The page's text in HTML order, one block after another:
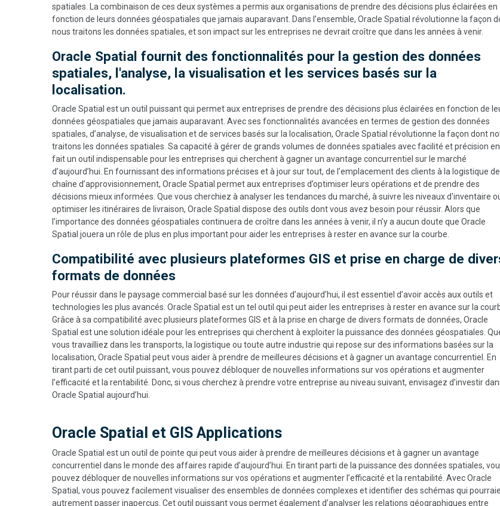
spatiales. La combinaison de ces deux systèmes a permis aux organisations de prendre des décisions plus éclairées en
fonction de leurs données géospatiales que jamais auparavant. Dans l’ensemble, Oracle Spatial révolutionne la façon
nous traitons les données spatiales, et son impact sur les entreprises ne devrait croître que dans les années à venir.
Oracle Spatial fournit des fonctionnalités pour la gestion des données
spatiales, l'analyse, la visualisation et les services basés sur la
localisation.
Oracle Spatial est un outil puissant qui permet aux entreprises de prendre des décisions plus éclairées en fonction de
données géospatiales que jamais auparavant. Avec ses fonctionnalités avancées en termes de gestion des données
spatiales, d’analyse, de visualisation et de services basés sur la localisation, Oracle Spatial révolutionne la façon dont
traitons les données spatiales. Sa capacité à gérer de grands volumes de données spatiales avec facilité et précision en
fait un outil indispensable pour les entreprises qui cherchent à gagner un avantage concurrentiel sur le marché
d’aujourd’hui. En fournissant des informations précises et à jour sur tout, de l’emplacement des clients à la logistique
chaîne d’approvisionnement, Oracle Spatial permet aux entreprises d’optimiser leurs opérations et de prendre des
décisions mieux informées. Que vous cherchiez à analyser les tendances du marché, à suivre les niveaux d'inventaire
optimiser les itinéraires de livraison, Oracle Spatial dispose des outils dont vous avez besoin pour réussir. Alors que
l’importance des données géospatiales continuera de croître dans les années à venir, il n’y a aucun doute que Oracle
Spatial jouera un rôle de plus en plus important pour aider les entreprises à rester en avance sur la courbe.
Compatibilité avec plusieurs plateformes GIS et prise en charge de
formats de données
Pour réussir dans le paysage commercial basé sur les données d’aujourd’hui, il est essentiel d’avoir accès aux outils et
technologies les plus avancés. Oracle Spatial est un tel outil qui peut aider les entreprises à rester en avance sur la
Grâce à sa compatibilité avec plusieurs plateformes GIS et à la prise en charge de divers formats de données, Oracle
Spatial est une solution idéale pour les entreprises qui cherchent à exploiter la puissance des données géospatiales.
vous travailliez dans les transports, la logistique ou toute autre industrie qui repose sur des informations basées sur la
localisation, Oracle Spatial peut vous aider à prendre de meilleures décisions et à gagner un avantage concurrentiel. En
tirant parti de cet outil puissant, vous pouvez débloquer de nouvelles informations sur vos opérations et augmenter
l’efficacité et la rentabilité. Donc, si vous cherchez à prendre votre entreprise au niveau suivant, envisagez d’investir
Oracle Spatial aujourd’hui.
Oracle Spatial et GIS Applications
Oracle Spatial est un outil de pointe qui peut vous aider à prendre de meilleures décisions et à gagner un avantage
concurrentiel dans le monde des affaires rapide d’aujourd’hui. En tirant parti de la puissance des données spatiales,
pouvez débloquer de nouvelles informations sur vos opérations et augmenter l’efficacité et la rentabilité. Avec Oracle
Spatial, vous pouvez facilement visualiser des ensembles de données complexes et identifier des schémas qui
autrement passer inaperçus. Cet outil puissant vous permet également d’analyser les relations géographiques entre